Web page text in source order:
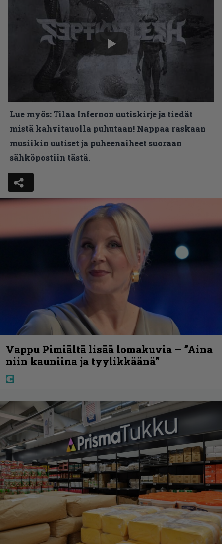
Lue myös:Tilaa Infernon uutiskirje ja tiedät
mistä kahvitauolla puhutaan! Nappaa raskaan
musiikin uutiset ja puheenaiheet suoraan
sähköpostiin tästä.
Vappu Pimiältä lisää lomakuvia – ”Aina
niin kauniina ja tyylikkäänä”